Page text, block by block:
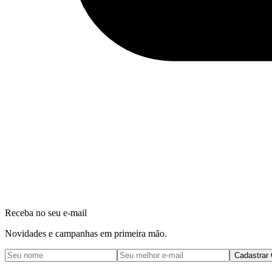
Receba no seu e-mail
Novidades e campanhas em primeira mão.
Cadastrar